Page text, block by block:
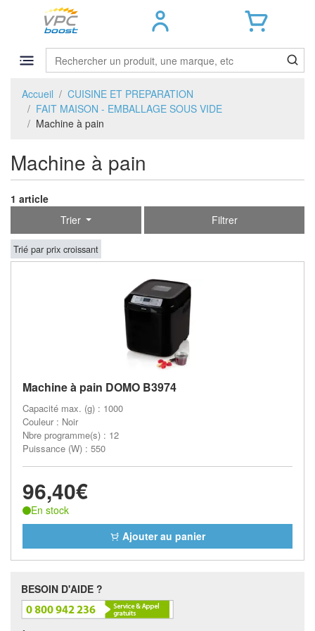
Accueil
CUISINE ET PREPARATION
FAIT MAISON - EMBALLAGE SOUS VIDE
Machine à pain
Machine à pain
1 article
Trier
Filtrer
Trié par prix croissant
Machine à pain DOMO B3974
Capacité max. (g) : 1000
Couleur : Noir
Nbre programme(s) : 12
Puissance (W) : 550
96,40€
En stock
Ajouter au panier
BESOIN D'AIDE ?